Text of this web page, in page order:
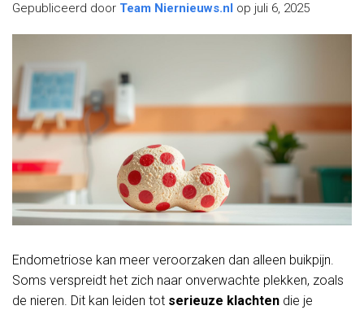
Gepubliceerd door Team Niernieuws.nl op juli 6, 2025
Endometriose kan meer veroorzaken dan alleen buikpijn.
Soms verspreidt het zich naar onverwachte plekken, zoals
de nieren. Dit kan leiden tot serieuze klachten die je